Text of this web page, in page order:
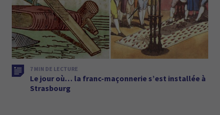
7 MIN DE LECTURE
Le jour où… la franc-maçonnerie s’est installée à
Strasbourg